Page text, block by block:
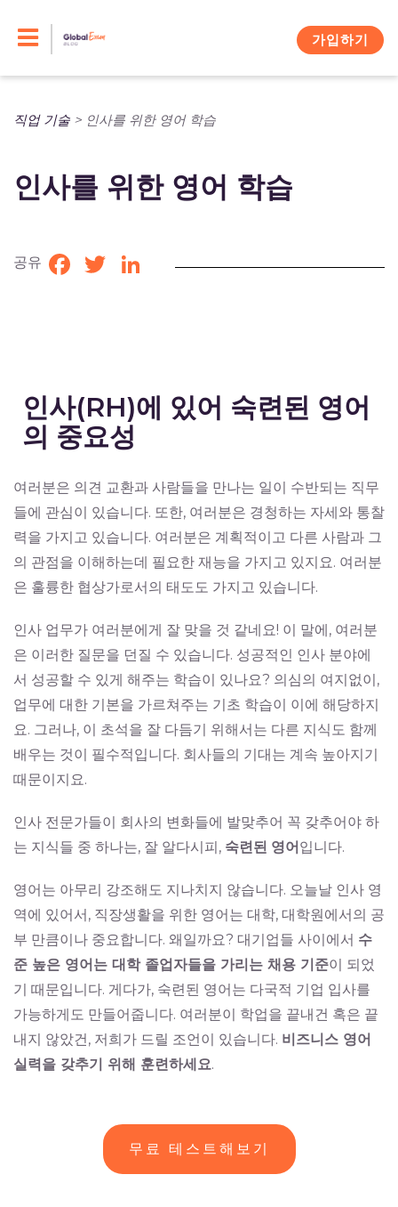
가입하기
직업 기술 > 인사를 위한 영어 학습
인사를 위한 영어 학습
공유 Facebook
TwitterLinkedIn
인사(RH)에 있어 숙련된 영어
의 중요성
여러분은 의견 교환과 사람들을 만나는 일이 수반되는 직무
들에 관심이 있습니다. 또한, 여러분은 경청하는 자세와 통찰
력을 가지고 있습니다. 여러분은 계획적이고 다른 사람과 그
의 관점을 이해하는데 필요한 재능을 가지고 있지요. 여러분
은 훌륭한 협상가로서의 태도도 가지고 있습니다.
인사 업무가 여러분에게 잘 맞을 것 같네요! 이 말에, 여러분
은 이러한 질문을 던질 수 있습니다. 성공적인 인사 분야에
서 성공할 수 있게 해주는 학습이 있나요? 의심의 여지없이,
업무에 대한 기본을 가르쳐주는 기초 학습이 이에 해당하지
요. 그러나, 이 초석을 잘 다듬기 위해서는 다른 지식도 함께
배우는 것이 필수적입니다. 회사들의 기대는 계속 높아지기
때문이지요.
인사 전문가들이 회사의 변화들에 발맞추어 꼭 갖추어야 하
는 지식들 중 하나는, 잘 알다시피, 숙련된 영어입니다.
영어는 아무리 강조해도 지나치지 않습니다. 오늘날 인사 영
역에 있어서, 직장생활을 위한 영어는 대학, 대학원에서의 공
부 만큼이나 중요합니다. 왜일까요? 대기업들 사이에서 수
준 높은 영어는 대학 졸업자들을 가리는 채용 기준이 되었
기 때문입니다. 게다가, 숙련된 영어는 다국적 기업 입사를
가능하게도 만들어줍니다. 여러분이 학업을 끝내건 혹은 끝
내지 않았건, 저희가 드릴 조언이 있습니다. 비즈니스 영어
실력을 갖추기 위해 훈련하세요.
무료 테스트해보기